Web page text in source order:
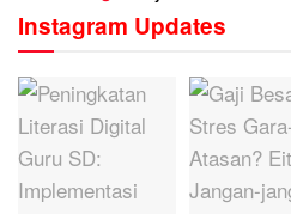
Instagram Updates